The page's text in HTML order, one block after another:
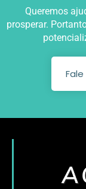
Queremos
prosperar.